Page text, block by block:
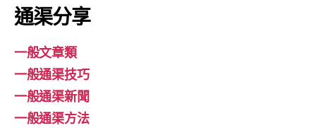
通渠分享
一般文章類
一般通渠技巧
一般通渠新聞
一般通渠方法